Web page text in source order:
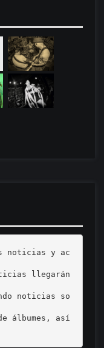
noticias y ac
llegarán
noticias so
álbumes, así